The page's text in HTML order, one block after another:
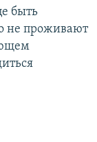
быть
не проживают